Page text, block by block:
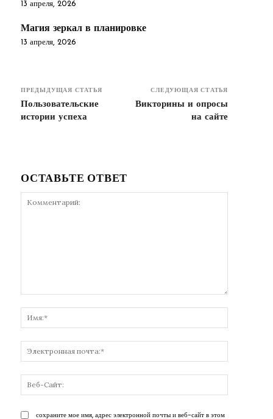
13 апреля, 2026
Магия зеркал в планировке
13 апреля, 2026
ПРЕДЫДУЩАЯ СТАТЬЯ
Пользовательские
истории успеха
СЛЕДУЮЩАЯ СТАТЬЯ
Викторины и опросы
на сайте
ОСТАВЬТЕ ОТВЕТ
почта:*
Сайт:
сохраните мое имя, адрес электронной почты и веб-сайт в этом